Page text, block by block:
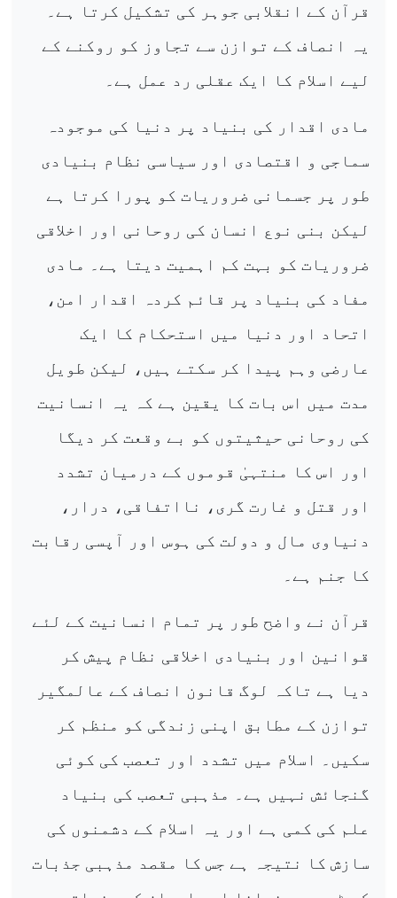
قرآن کے انقلابی جوہر کی تشکیل کرتا ہے۔
یہ انصاف کے توازن سے تجاوز کو روکنے کے
لیے اسلام کا ایک عقلی رد عمل ہے۔
مادی اقدار کی بنیاد پر دنیا کی موجودہ
سماجی و اقتصادی اور سیاسی نظام بنیادی
طور پر جسمانی ضروریات کو پورا کرتا ہے
لیکن بنی نوع انسان کی روحانی اور اخلاقی
ضروریات کو بہت کم اہمیت دیتا ہے۔ مادی
مفاد کی بنیاد پر قائم کردہ اقدار امن،
اتحاد اور دنیا میں استحکام کا ایک
عارضی وہم پیدا کر سکتے ہیں، لیکن طویل
مدت میں اس بات کا یقین ہے کہ یہ انسانیت
کی روحانی حیثیتوں کو بے وقعت کر دیگا
اور اس کا منتہیٰ قوموں کے درمیان تشدد
اور قتل و غارت گری، نااتفاقی، درار،
دنیاوی مال و دولت کی ہوس اور آپسی رقابت
کا جنم ہے۔
قرآن نے واضح طور پر تمام انسانیت کے لئے
قوانین اور بنیادی اخلاقی نظام پیش کر
دیا ہے تاکہ لوگ قانون انصاف کے عالمگیر
توازن کے مطابق اپنی زندگی کو منظم کر
سکیں۔ اسلام میں تشدد اور تعصب کی کوئی
گنجائش نہیں ہے۔ مذہبی تعصب کی بنیاد
علم کی کمی ہے اور یہ اسلام کے دشمنوں کی
سازش کا نتیجہ ہے جس کا مقصد مذہبی جذبات